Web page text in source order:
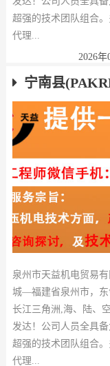
超强的技术团队组合
代理...
2026年
宁南县
泉州市天益机电贸易
城—福建省泉州市，东
长江三角洲,海、陆、
发达！公司人员全具
超强的技术团队组合
代理...